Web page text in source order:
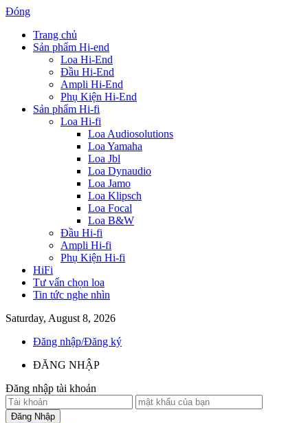
Đóng
Trang chủ
Sản phẩm Hi-end
Loa Hi-End
Đầu Hi-End
Ampli Hi-End
Phụ Kiện Hi-End
Sản phẩm Hi-fi
Loa Hi-fi
Loa Audiosolutions
Loa Yamaha
Loa Jbl
Loa Dynaudio
Loa Jamo
Loa Klipsch
Loa Focal
Loa B&W
Đầu Hi-fi
Ampli Hi-fi
Phụ Kiện Hi-fi
HiFi
Tư vấn chọn loa
Tin tức nghe nhìn
Saturday, August 8, 2026
Đăng nhập/Đăng ký
ĐĂNG NHẬP
Đăng nhập tài khoản